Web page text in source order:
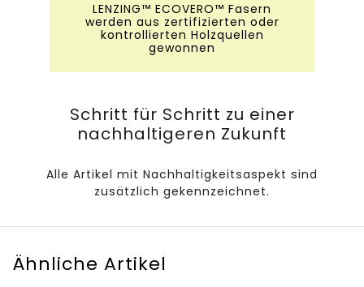
LENZING™ ECOVERO™ Fasern
werden aus zertifizierten oder
kontrollierten Holzquellen
gewonnen
Schritt für Schritt zu einer
nachhaltigeren Zukunft
Alle Artikel mit Nachhaltigkeitsaspekt sind
zusätzlich gekennzeichnet.
Ähnliche Artikel